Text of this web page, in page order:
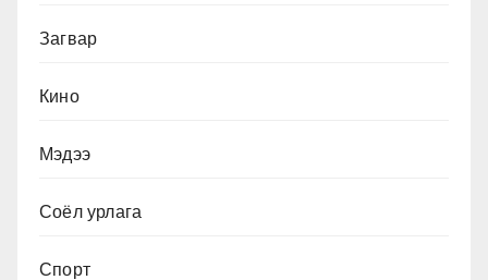
Загвар
Кино
Мэдээ
Соёл урлага
Спорт